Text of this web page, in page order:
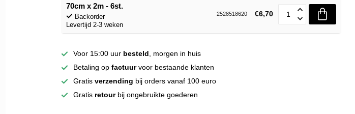
70cm x 2m - 6st.
Backorder
Levertijd 2-3 weken
2528518620 €6,70
Voor 15:00 uur besteld , morgen in huis
Betaling opfactuurvoor bestaande klanten
Gratisverzending bij orders vanaf 100 euro
Gratis retourbij ongebruikte goederen